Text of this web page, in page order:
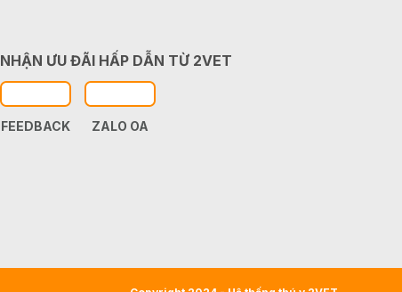
NHẬN ƯU ĐÃI HẤP DẪN TỪ 2VET
FEEDBACK ZALO OA